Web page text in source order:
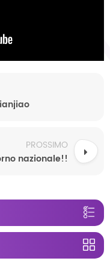
PROSSIMO
nazionale!!